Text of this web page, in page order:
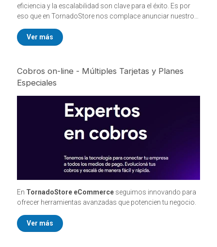
eficiencia y la escalabilidad son clave para el éxito. Es por
eso que en TornadoStore nos complace anunciar nuestro
avanzada diseñada para transformar la gestión de tu
negocio.
Ver más
Cobros on-line - Múltiples Tarjetas y Planes
Especiales
En TornadoStore eCommerce seguimos innovando para
ofrecer herramientas avanzadas que potencien tu negocio.
Ver más